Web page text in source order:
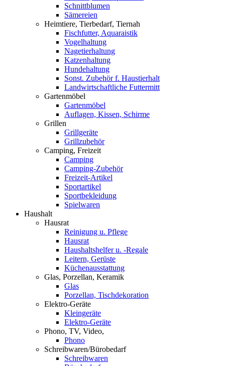
Schnittblumen
Sämereien
Heimtiere, Tierbedarf, Tiernah
Fischfutter, Aquaraistik
Vogelhaltung
Nagetierhaltung
Katzenhaltung
Hundehaltung
Sonst. Zubehör f. Haustierhalt
Landwirtschaftliche Futtermitt
Gartenmöbel
Gartenmöbel
Auflagen, Kissen, Schirme
Grillen
Grillgeräte
Grillzubehör
Camping, Freizeit
Camping
Camping-Zubehör
Freizeit-Artikel
Sportartikel
Sportbekleidung
Spielwaren
Haushalt
Hausrat
Reinigung u. Pflege
Hausrat
Haushaltshelfer u. -Regale
Leitern, Gerüste
Küchenausstattung
Glas, Porzellan, Keramik
Glas
Porzellan, Tischdekoration
Elektro-Geräte
Kleingeräte
Elektro-Geräte
Phono, TV, Video,
Phono
Schreibwaren/Bürobedarf
Schreibwaren